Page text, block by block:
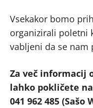
Vsekakor bomo
organizirali poletni
vabljeni da se nam
Za več informacij
lahko pokličete
041 962 485